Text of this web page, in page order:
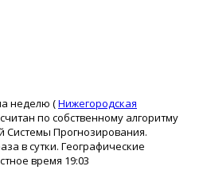
неделю (Нижегородская
по собственному алгоритму
Прогнозирования.
в сутки. Географические
время 19:03